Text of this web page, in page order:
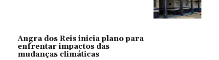
Angra dos Reis inicia plano para
enfrentar impactos das
mudanças climáticas